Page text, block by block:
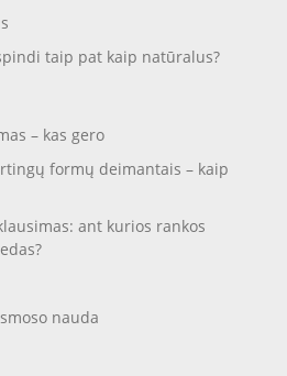
taip pat kaip natūralus?
– kas gero
formų deimantais – kaip
ant kurios rankos
nauda